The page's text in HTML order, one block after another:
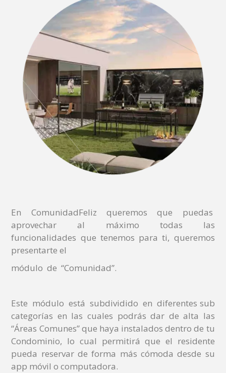
En ComunidadFeliz queremos que puedas
aprovechar al máximo todas las
funcionalidades que tenemos para ti, queremos
presentarte el
módulo de “Comunidad”.
Este módulo está subdividido en diferentes sub
categorías en las cuales podrás dar de alta las
“Áreas Comunes” que haya instalados dentro de tu
Condominio, lo cual permitirá que el residente
pueda reservar de forma más cómoda desde su
app móvil o computadora.